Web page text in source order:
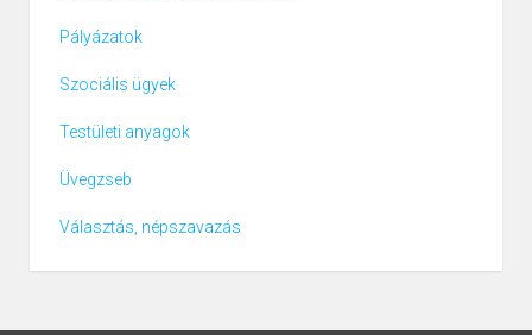
Pályázatok
Szociális ügyek
Testületi anyagok
Üvegzseb
Választás, népszavazás